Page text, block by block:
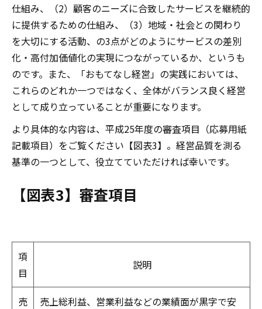
仕組み、（2）顧客のニーズに合致したサービスを継続的
に提供するための仕組み、（3）地域・社会との関わり
を大切にする活動、の3点がどのようにサービスの差別
化・高付加価値化の実現につながっているか、というも
のです。また、「おもてなし経営」の実践においては、
これらのどれか一つではなく、全体がバランス良く経営
として成り立っていることが重要になります。
より具体的な内容は、平成25年度の審査項目（応募用紙
記載項目）をご覧ください【図表3】。経営品質を測る
基準の一つとして、役立てていただければ幸いです。
【図表3】審査項目
項
目
説明
売
売上総利益、営業利益などの業績面が黒字で安